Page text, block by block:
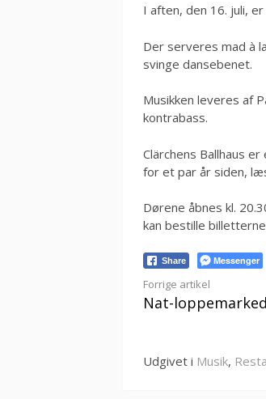
I aften, den 16. juli,
Der serveres mad à
svinge dansebenet.
Musikken leveres af
kontrabass.
Clärchens Ballhaus
for et par år siden,
Dørene åbnes kl.
kan bestille
Share Messenger
Læs
videre
Forrige artikel
Nat-
Udgivet i Musik,